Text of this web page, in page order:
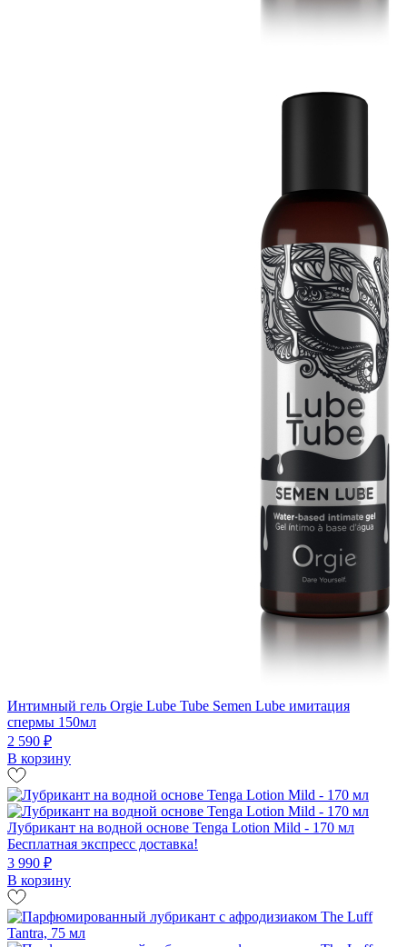
Интимный гель Orgie Lube Tube Semen Lube имитация
спермы 150мл
2 590 ₽
В корзину
Лубрикант на водной основе Tenga Lotion Mild - 170 мл
Бесплатная экспресс доставка!
3 990 ₽
В корзину